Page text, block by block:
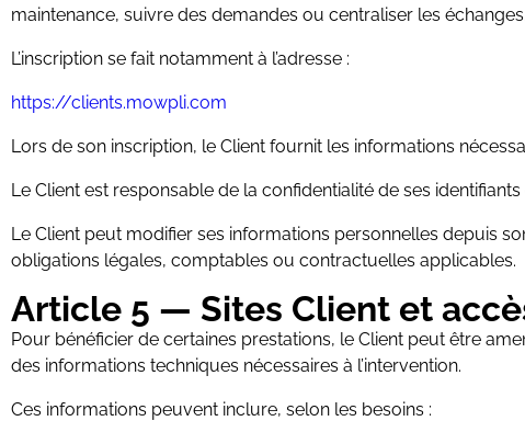
maintenance, suivre des demandes ou centraliser les échanges.
L’inscription se fait notamment à l’adresse :
https://clients.mowpli.com
Lors de son inscription, le Client fournit les informations
Le Client est responsable de la confidentialité de ses
Le Client peut modifier ses informations personnelles depuis
obligations légales, comptables ou contractuelles applicables.
Article 5 — Sites Client et
Pour bénéficier de certaines prestations, le Client peut être
des informations techniques nécessaires à l’intervention.
Ces informations peuvent inclure, selon les besoins :